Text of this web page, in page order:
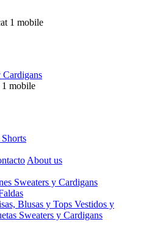
Cardigans
About us
Sweaters y Cardigans
Blusas y Tops Vestidos y
Sweaters y Cardigans